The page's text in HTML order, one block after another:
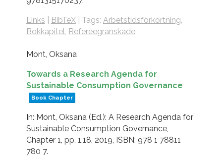
Links BibTeX| Tags: Arbetstidsförkortning,
Bokkapitel, Refereegranskade
Mont, Oksana
Towards a Research Agenda for
Sustainable Consumption Governance
Book Chapter
In: Mont, Oksana (Ed.): A Research Agenda for
Sustainable Consumption Governance,
Chapter 1, pp. 1.18, 2019, ISBN: 978 1 78811
780 7.